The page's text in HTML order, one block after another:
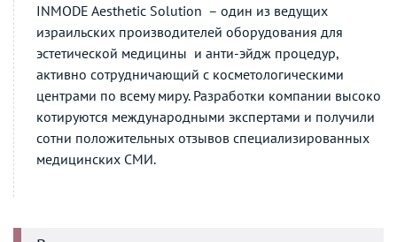
INMODE Aesthetic Solution – один из ведущих
израильских производителей оборудования для
эстетической медицины и анти-эйдж процедур,
активно сотрудничающий с косметологическими
центрами по всему миру. Разработки компании высоко
котируются международными экспертами и получили
сотни положительных отзывов специализированных
медицинских СМИ.